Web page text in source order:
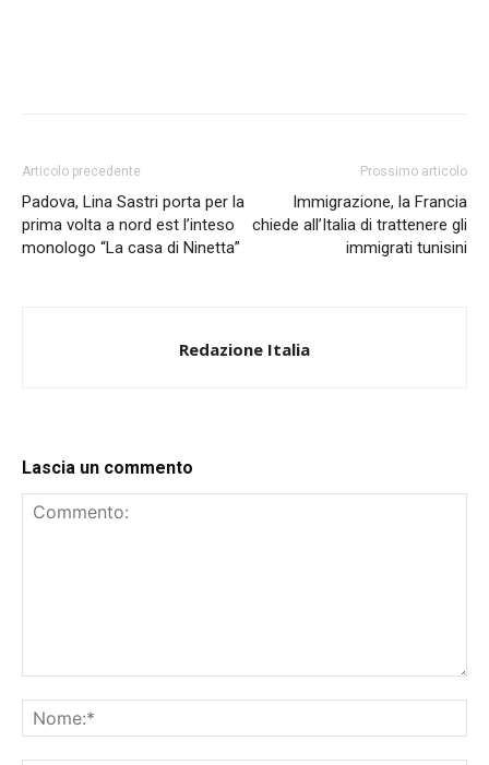
Articolo precedente
Padova, Lina Sastri porta per la
prima volta a nord est l’inteso
monologo “La casa di Ninetta”
Prossimo articolo
Immigrazione, la Francia
chiede all’Italia di trattenere gli
immigrati tunisini
Redazione Italia
Lascia un commento